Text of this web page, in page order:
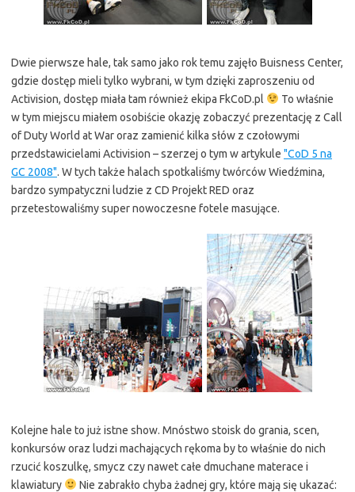
Dwie pierwsze hale, tak samo jako rok temu zajęło Buisness Center,
gdzie dostęp mieli tylko wybrani, w tym dzięki zaproszeniu od
Activision, dostęp miała tam również ekipa FkCoD.pl
To właśnie
w tym miejscu miałem osobiście okazję zobaczyć prezentację z Call
of Duty World at War oraz zamienić kilka słów z czołowymi
przedstawicielami Activision – szerzej o tym w artykule "CoD 5 na
GC 2008". W tych także halach spotkaliśmy twórców Wiedźmina,
bardzo sympatyczni ludzie z CD Projekt RED oraz
przetestowaliśmy super nowoczesne fotele masujące.
Kolejne hale to już istne show. Mnóstwo stoisk do grania, scen,
konkursów oraz ludzi machających rękoma by to właśnie do nich
rzucić koszulkę, smycz czy nawet całe dmuchane materace i
klawiatury
Nie zabrakło chyba żadnej gry, które mają się ukazać: